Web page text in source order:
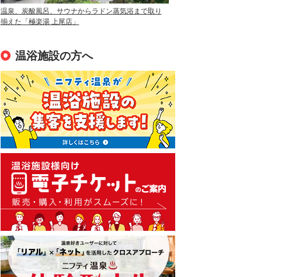
温泉、炭酸風呂、サウナからラドン蒸気浴まで取り
揃えた「極楽湯 上尾店」
温浴施設の方へ
ニフティ温泉を使って手軽に